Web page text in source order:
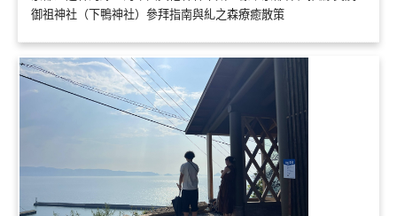
御祖神社（下鴨神社）參拜指南與糺之森療癒散策